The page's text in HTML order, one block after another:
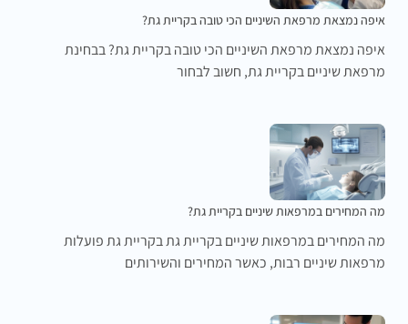
איפה נמצאת מרפאת השיניים הכי טובה בקריית גת?
איפה נמצאת מרפאת השיניים הכי טובה בקריית גת? בבחינת
מרפאת שיניים בקריית גת, חשוב לבחור
מה המחירים במרפאות שיניים בקריית גת?
מה המחירים במרפאות שיניים בקריית גת בקריית גת פועלות
מרפאות שיניים רבות, כאשר המחירים והשירותים